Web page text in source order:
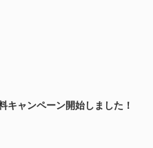
キャンペーン開始しました！